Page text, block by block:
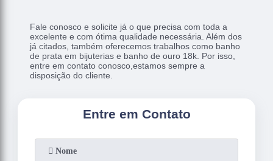
Fale conosco e solicite já o que precisa com toda a
excelente e com ótima qualidade necessária. Além dos
já citados, também oferecemos trabalhos como banho
de prata em bijuterias e banho de ouro 18k. Por isso,
entre em contato conosco,estamos sempre a
disposição do cliente.
Entre em Contato